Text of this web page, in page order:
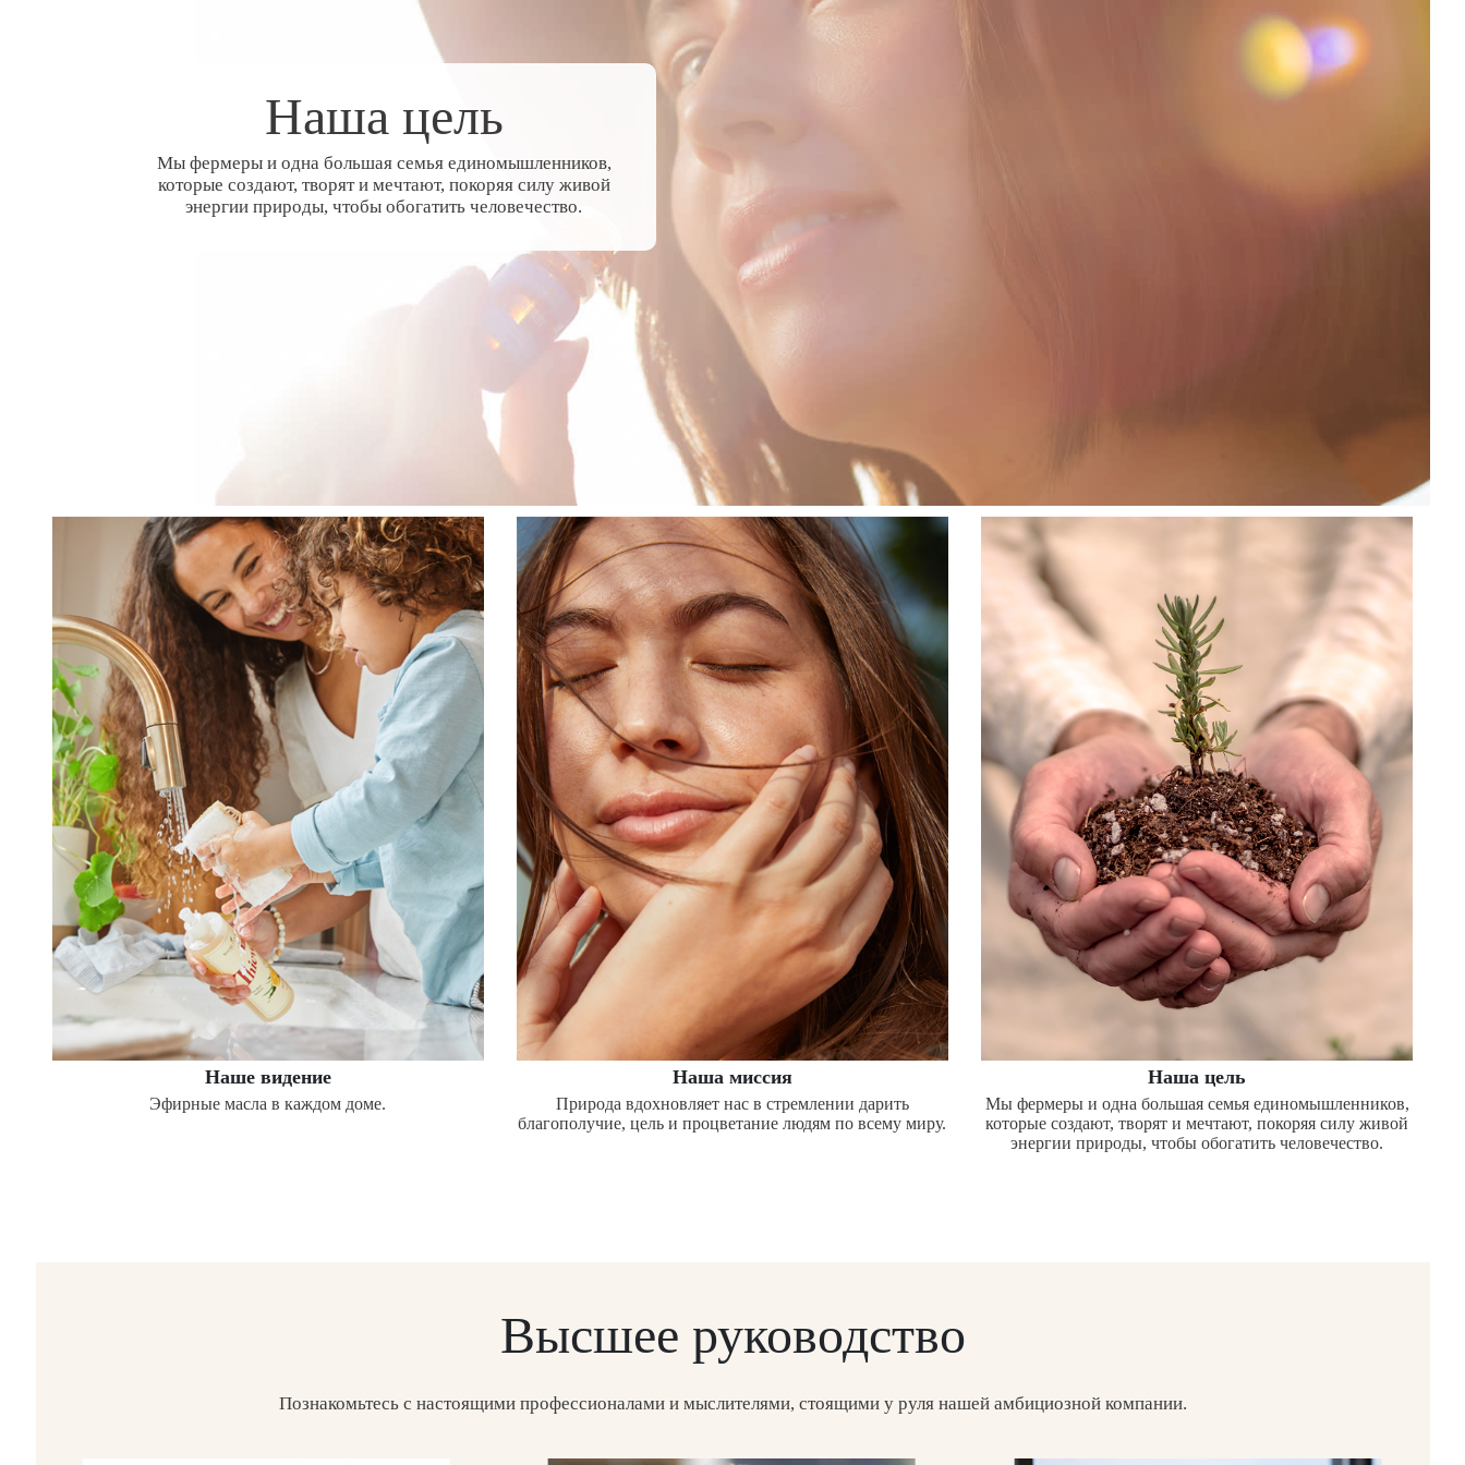
Наша цель
Мы фермеры и одна большая семья единомышленников,
которые создают, творят и мечтают, покоряя силу живой
энергии природы, чтобы обогатить человечество.
Наше видение
Эфирные масла в каждом доме.
Наша миссия
Природа вдохновляет нас в стремлении дарить
благополучие, цель и процветание людям по всему миру.
Наша цель
Мы фермеры и одна большая семья единомышленников,
которые создают, творят и мечтают, покоряя силу живой
энергии природы, чтобы обогатить человечество.
Высшее руководство
Познакомьтесь с настоящими профессионалами и мыслителями, стоящими у руля нашей амбициозной компании.